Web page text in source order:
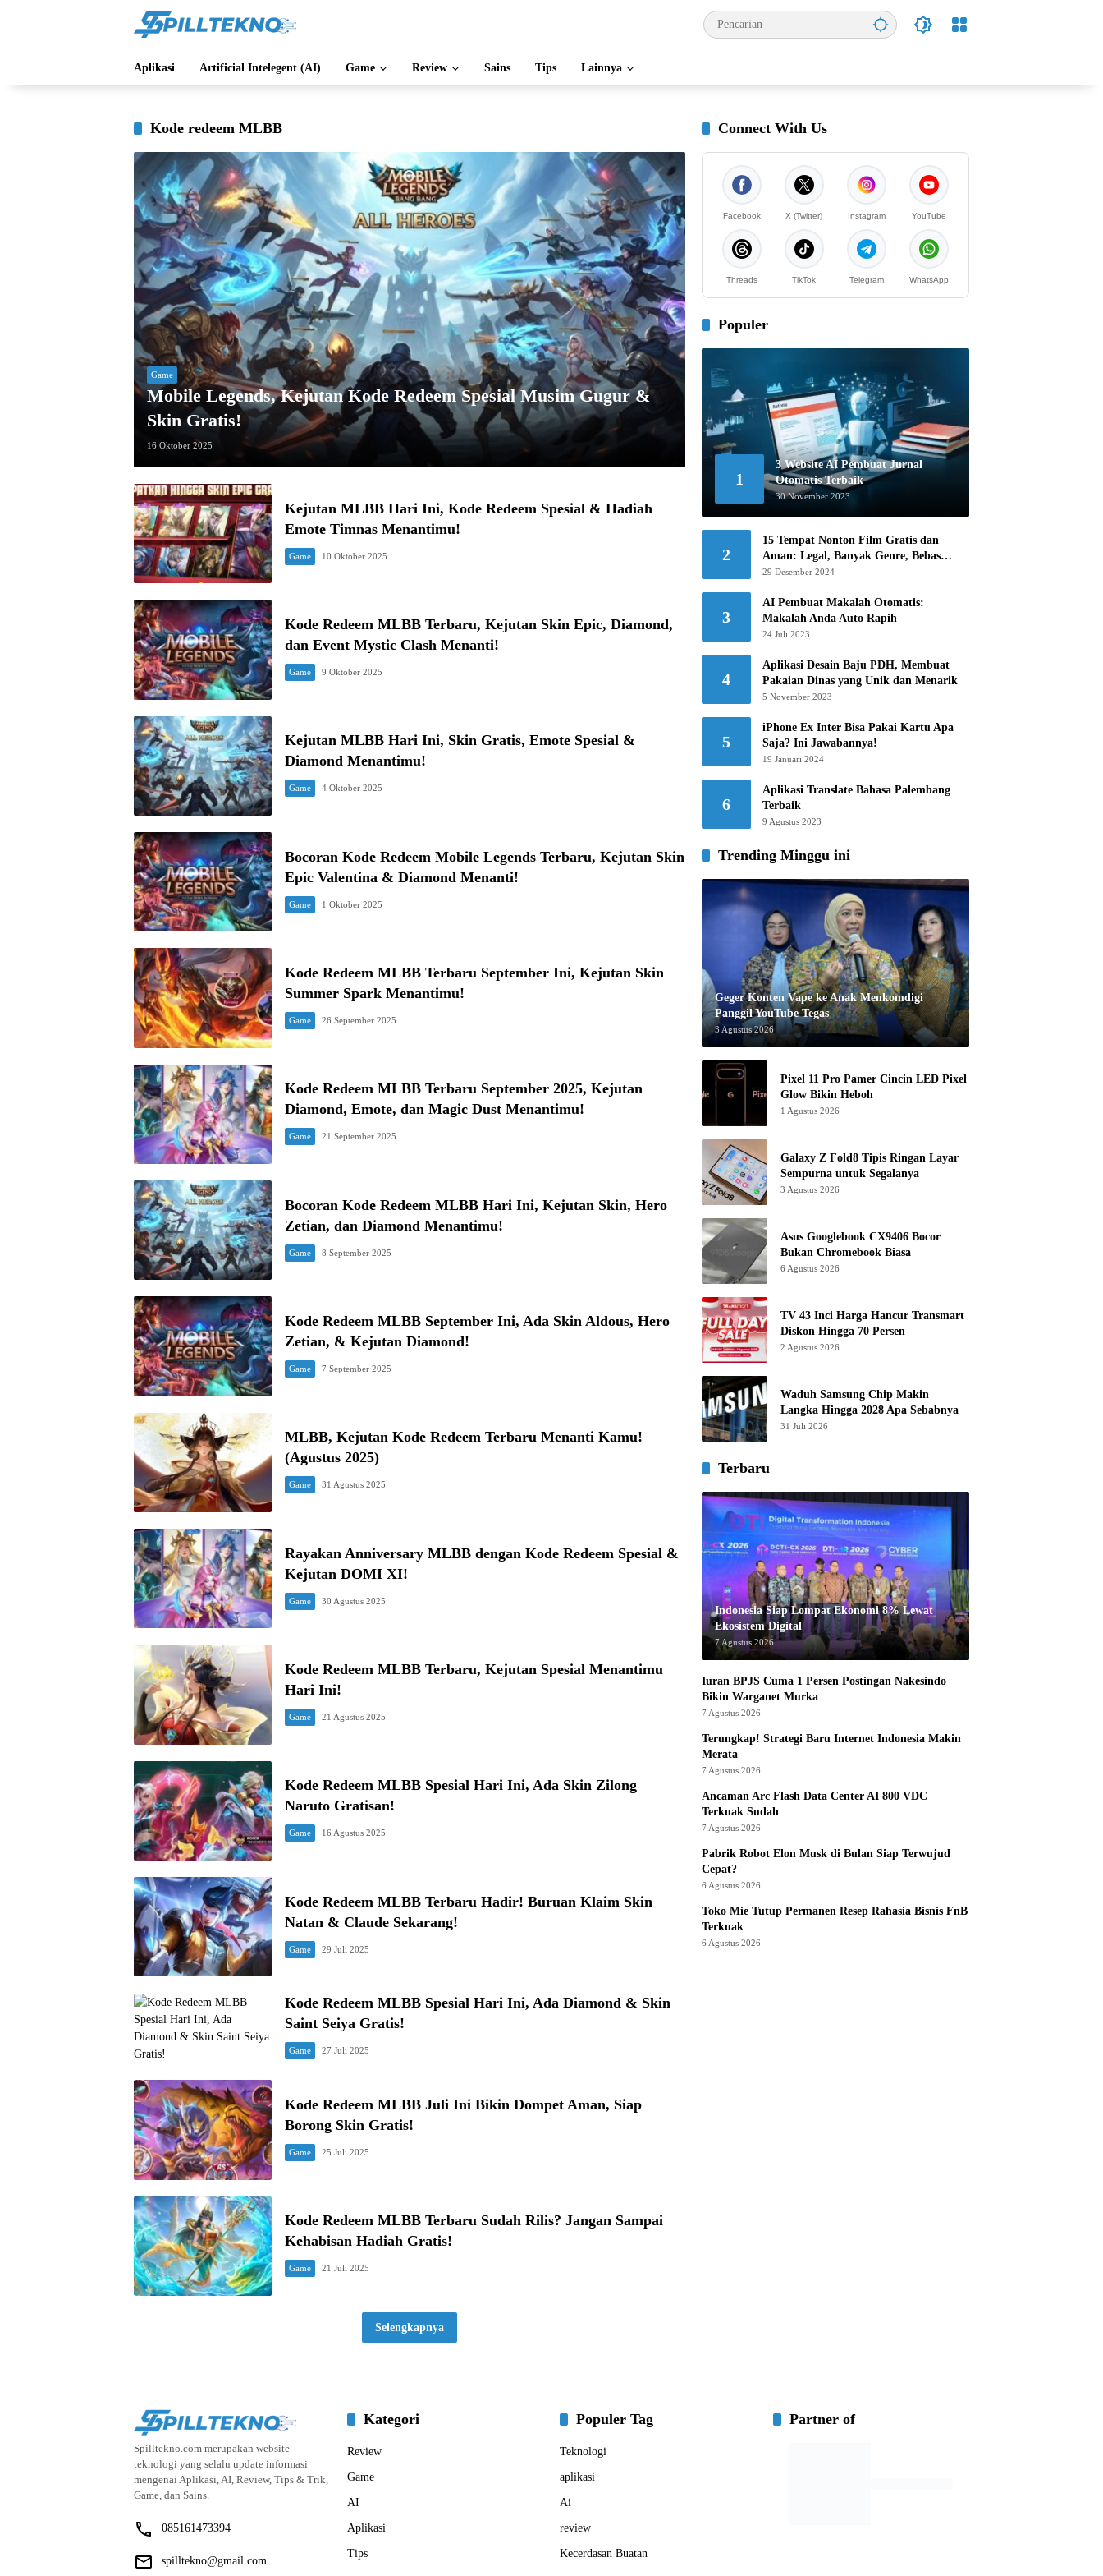
Aplikasi Artificial Intelegent (AI) Game Review Sains Tips Lainnya
Kode redeem MLBB
Game
Mobile Legends, Kejutan Kode Redeem Spesial Musim Gugur &
Skin Gratis!
16 Oktober 2025
Kejutan MLBB Hari Ini, Kode Redeem Spesial & Hadiah
Emote Timnas Menantimu!
Game 10 Oktober 2025
Kode Redeem MLBB Terbaru, Kejutan Skin Epic, Diamond,
dan Event Mystic Clash Menanti!
Game 9 Oktober 2025
Kejutan MLBB Hari Ini, Skin Gratis, Emote Spesial &
Diamond Menantimu!
Game 4 Oktober 2025
Bocoran Kode Redeem Mobile Legends Terbaru, Kejutan Skin
Epic Valentina & Diamond Menanti!
Game 1 Oktober 2025
Kode Redeem MLBB Terbaru September Ini, Kejutan Skin
Summer Spark Menantimu!
Game 26 September 2025
Kode Redeem MLBB Terbaru September 2025, Kejutan
Diamond, Emote, dan Magic Dust Menantimu!
Game 21 September 2025
Bocoran Kode Redeem MLBB Hari Ini, Kejutan Skin, Hero
Zetian, dan Diamond Menantimu!
Game 8 September 2025
Kode Redeem MLBB September Ini, Ada Skin Aldous, Hero
Zetian, & Kejutan Diamond!
Game 7 September 2025
MLBB, Kejutan Kode Redeem Terbaru Menanti Kamu!
(Agustus 2025)
Game 31 Agustus 2025
Rayakan Anniversary MLBB dengan Kode Redeem Spesial &
Kejutan DOMI XI!
Game 30 Agustus 2025
Kode Redeem MLBB Terbaru, Kejutan Spesial Menantimu
Hari Ini!
Game 21 Agustus 2025
Kode Redeem MLBB Spesial Hari Ini, Ada Skin Zilong
Naruto Gratisan!
Game 16 Agustus 2025
Kode Redeem MLBB Terbaru Hadir! Buruan Klaim Skin
Natan & Claude Sekarang!
Game 29 Juli 2025
Kode Redeem MLBB Spesial Hari Ini, Ada Diamond & Skin
Saint Seiya Gratis!
Game 27 Juli 2025
Kode Redeem MLBB Juli Ini Bikin Dompet Aman, Siap
Borong Skin Gratis!
Game 25 Juli 2025
Kode Redeem MLBB Terbaru Sudah Rilis? Jangan Sampai
Kehabisan Hadiah Gratis!
Game 21 Juli 2025
Selengkapnya
Connect With Us
Facebook X (Twitter) Instagram YouTube
Threads TikTok Telegram WhatsApp
Populer
1
3 Website AI Pembuat Jurnal
Otomatis Terbaik
30 November 2023
2
15 Tempat Nonton Film Gratis dan
Aman: Legal, Banyak Genre, Bebas
Khawatir!
29 Desember 2024
3
AI Pembuat Makalah Otomatis:
Makalah Anda Auto Rapih
24 Juli 2023
4
Aplikasi Desain Baju PDH, Membuat
Pakaian Dinas yang Unik dan Menarik
5 November 2023
5
iPhone Ex Inter Bisa Pakai Kartu Apa
Saja? Ini Jawabannya!
19 Januari 2024
6
Aplikasi Translate Bahasa Palembang
Terbaik
9 Agustus 2023
Trending Minggu ini
Geger Konten Vape ke Anak Menkomdigi
Panggil YouTube Tegas
3 Agustus 2026
Pixel 11 Pro Pamer Cincin LED Pixel
Glow Bikin Heboh
1 Agustus 2026
Galaxy Z Fold8 Tipis Ringan Layar
Sempurna untuk Segalanya
3 Agustus 2026
Asus Googlebook CX9406 Bocor
Bukan Chromebook Biasa
6 Agustus 2026
TV 43 Inci Harga Hancur Transmart
Diskon Hingga 70 Persen
2 Agustus 2026
Waduh Samsung Chip Makin
Langka Hingga 2028 Apa Sebabnya
31 Juli 2026
Terbaru
Indonesia Siap Lompat Ekonomi 8% Lewat
Ekosistem Digital
7 Agustus 2026
Iuran BPJS Cuma 1 Persen Postingan Nakesindo
Bikin Warganet Murka
7 Agustus 2026
Terungkap! Strategi Baru Internet Indonesia Makin
Merata
7 Agustus 2026
Ancaman Arc Flash Data Center AI 800 VDC
Terkuak Sudah
7 Agustus 2026
Pabrik Robot Elon Musk di Bulan Siap Terwujud
Cepat?
6 Agustus 2026
Toko Mie Tutup Permanen Resep Rahasia Bisnis FnB
Terkuak
6 Agustus 2026
Spilltekno.com merupakan website
teknologi yang selalu update informasi
mengenai Aplikasi, AI, Review, Tips & Trik,
Game, dan Sains.
085161473394
spilltekno@gmail.com
Kategori
Review
Game
AI
Aplikasi
Tips
Populer Tag
Teknologi
aplikasi
Ai
review
Kecerdasan Buatan
Partner of